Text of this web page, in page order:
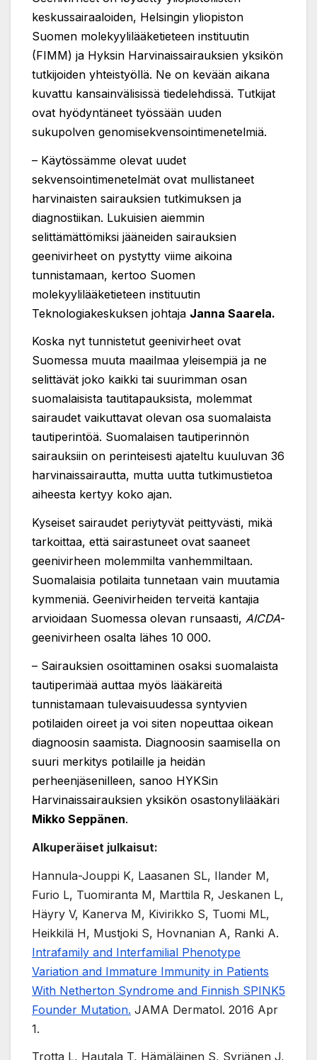
keskussairaaloiden, Helsingin yliopiston
Suomen molekyylilääketieteen instituutin
(FIMM) ja Hyksin Harvinaissairauksien yksikön
tutkijoiden yhteistyöllä. Ne on kevään aikana
kuvattu kansainvälisissä tiedelehdissä. Tutkijat
ovat hyödyntäneet työssään uuden
sukupolven genomisekvensointimenetelmiä.
– Käytössämme olevat uudet
sekvensointimenetelmät ovat mullistaneet
harvinaisten sairauksien tutkimuksen ja
diagnostiikan. Lukuisien aiemmin
selittämättömiksi jääneiden sairauksien
geenivirheet on pystytty viime aikoina
tunnistamaan, kertoo Suomen
molekyylilääketieteen instituutin
Teknologiakeskuksen johtaja Janna Saarela.
Koska nyt tunnistetut geenivirheet ovat
Suomessa muuta maailmaa yleisempiä ja ne
selittävät joko kaikki tai suurimman osan
suomalaisista tautitapauksista, molemmat
sairaudet vaikuttavat olevan osa suomalaista
tautiperintöä. Suomalaisen tautiperinnön
sairauksiin on perinteisesti ajateltu kuuluvan 36
harvinaissairautta, mutta uutta tutkimustietoa
aiheesta kertyy koko ajan.
Kyseiset sairaudet periytyvät peittyvästi, mikä
tarkoittaa, että sairastuneet ovat saaneet
geenivirheen molemmilta vanhemmiltaan.
Suomalaisia potilaita tunnetaan vain muutamia
kymmeniä. Geenivirheiden terveitä kantajia
arvioidaan Suomessa olevan runsaasti, AICDA-
geenivirheen osalta lähes 10 000.
– Sairauksien osoittaminen osaksi suomalaista
tautiperimää auttaa myös lääkäreitä
tunnistamaan tulevaisuudessa syntyvien
potilaiden oireet ja voi siten nopeuttaa oikean
diagnoosin saamista. Diagnoosin saamisella on
suuri merkitys potilaille ja heidän
perheenjäsenilleen, sanoo HYKSin
Harvinaissairauksien yksikön osastonylilääkäri
Mikko Seppänen.
Alkuperäiset julkaisut:
Hannula-Jouppi K, Laasanen SL, Ilander M,
Furio L, Tuomiranta M, Marttila R, Jeskanen L,
Häyry V, Kanerva M, Kivirikko S, Tuomi ML,
Heikkilä H, Mustjoki S, Hovnanian A, Ranki A.
Intrafamily and Interfamilial Phenotype
Variation and Immature Immunity in Patients
With Netherton Syndrome and Finnish SPINK5
Founder Mutation. JAMA Dermatol. 2016 Apr
1.
Trotta L, Hautala T, Hämäläinen S, Syrjänen J,